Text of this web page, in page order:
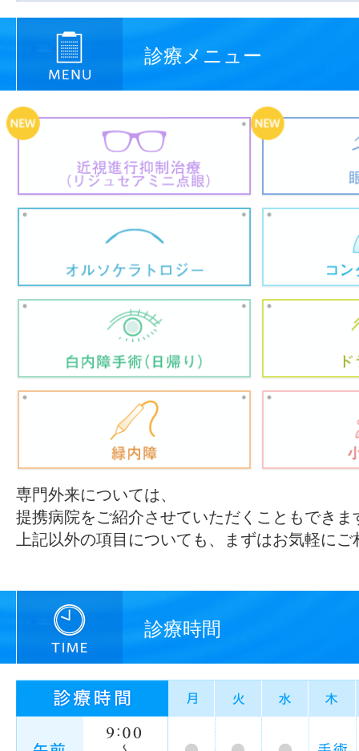
診療メニュー
専門外来については、
提携病院をご紹介させていただくこともできま
上記以外の項目についても、まずはお気軽に
診療時間